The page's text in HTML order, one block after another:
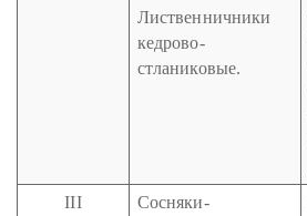
Лиственничники
кедрово-
стланиковые.
III
Сосняки-